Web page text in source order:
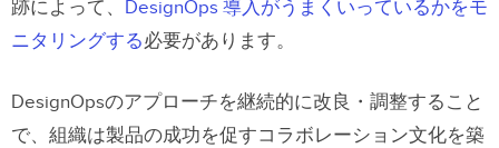
跡によって、 DesignOps 導入がうまくいっているかをモ
ニタリングする必要があります。
DesignOpsのアプローチを継続的に改良・調整すること
で、組織は製品の成功を促すコラボレーション文化を築